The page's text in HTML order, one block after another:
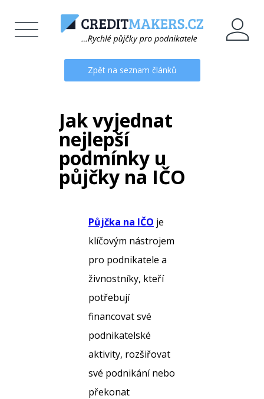
Zpět na seznam článků
Jak vyjednat
nejlepší
podmínky u
půjčky na IČO
Půjčka na IČO je
klíčovým nástrojem
pro podnikatele a
živnostníky, kteří
potřebují
financovat své
podnikatelské
aktivity, rozšiřovat
své podnikání nebo
překonat